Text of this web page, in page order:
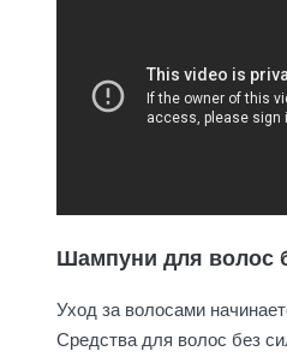
Шампуни для волос
Уход за волосами
Средства для волос без